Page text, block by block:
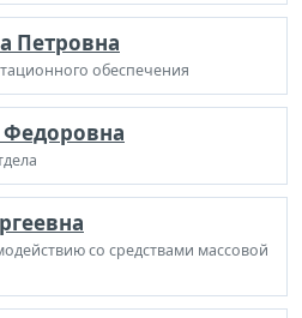
Петровна
обеспечения
со средствами массовой